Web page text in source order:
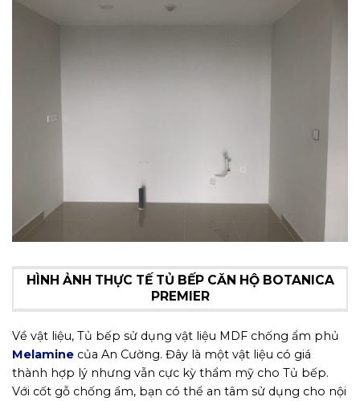
HÌNH ẢNH THỰC TẾ TỦ BẾP CĂN HỘ BOTANICA
PREMIER
Về vật liệu, Tủ bếp sử dụng vật liệu MDF chống ẩm phủ
Melamine của An Cường. Đây là một vật liệu có giá
thành hợp lý nhưng vẫn cực kỳ thẩm mỹ cho Tủ bếp.
Với cốt gỗ chống ẩm, bạn có thể an tâm sử dụng cho nội